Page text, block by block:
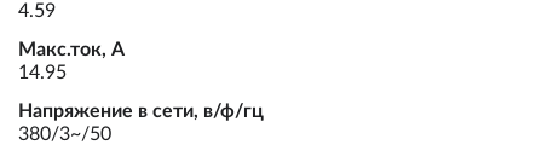
4.59
Макс.ток, А
14.95
Напряжение в сети, в/ф/гц
380/3~/50